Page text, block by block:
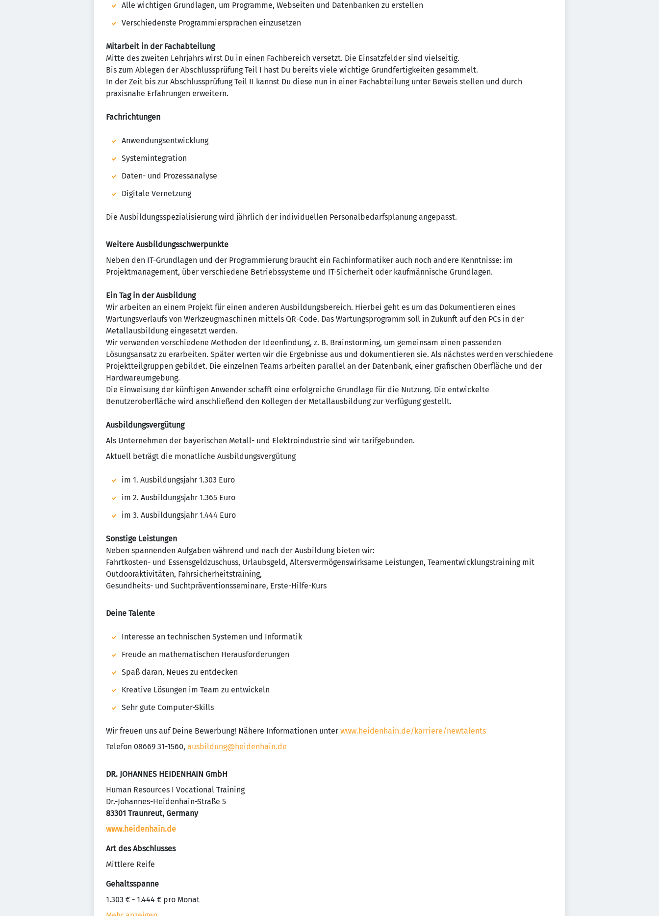
Alle wichtigen Grundlagen, um Programme, Webseiten und Datenbanken zu erstellen
Verschiedenste Programmiersprachen einzusetzen
Mitarbeit in der Fachabteilung
Mitte des zweiten Lehrjahrs wirst Du in einen Fachbereich versetzt. Die Einsatzfelder sind vielseitig.
Bis zum Ablegen der Abschlussprüfung Teil I hast Du bereits viele wichtige Grundfertigkeiten gesammelt.
In der Zeit bis zur Abschlussprüfung Teil II kannst Du diese nun in einer Fachabteilung unter Beweis stellen und durch
praxisnahe Erfahrungen erweitern.
Fachrichtungen
Anwendungsentwicklung
Systemintegration
Daten- und Prozessanalyse
Digitale Vernetzung
Die Ausbildungsspezialisierung wird jährlich der individuellen Personalbedarfsplanung angepasst.
Weitere Ausbildungsschwerpunkte
Neben den IT-Grundlagen und der Programmierung braucht ein Fachinformatiker auch noch andere Kenntnisse: im
Projektmanagement, über verschiedene Betriebssysteme und IT-Sicherheit oder kaufmännische Grundlagen.
Ein Tag in der Ausbildung
Wir arbeiten an einem Projekt für einen anderen Ausbildungsbereich. Hierbei geht es um das Dokumentieren eines
Wartungsverlaufs von Werkzeugmaschinen mittels QR-Code. Das Wartungsprogramm soll in Zukunft auf den PCs in der
Metallausbildung eingesetzt werden.
Wir verwenden verschiedene Methoden der Ideenfindung, z. B. Brainstorming, um gemeinsam einen passenden
Lösungsansatz zu erarbeiten. Später werten wir die Ergebnisse aus und dokumentieren sie. Als nächstes werden verschiedene
Projektteilgruppen gebildet. Die einzelnen Teams arbeiten parallel an der Datenbank, einer grafischen Oberfläche und der
Hardwareumgebung.
Die Einweisung der künftigen Anwender schafft eine erfolgreiche Grundlage für die Nutzung. Die entwickelte
Benutzeroberfläche wird anschließend den Kollegen der Metallausbildung zur Verfügung gestellt.
Ausbildungsvergütung
Als Unternehmen der bayerischen Metall- und Elektroindustrie sind wir tarifgebunden.
Aktuell beträgt die monatliche Ausbildungsvergütung
im 1. Ausbildungsjahr 1.303 Euro
im 2. Ausbildungsjahr 1.365 Euro
im 3. Ausbildungsjahr 1.444 Euro
Sonstige Leistungen
Neben spannenden Aufgaben während und nach der Ausbildung bieten wir:
Fahrtkosten- und Essensgeldzuschuss, Urlaubsgeld, Altersvermögenswirksame Leistungen, Teamentwicklungstraining mit
Outdooraktivitäten, Fahrsicherheitstraining,
Gesundheits- und Suchtpräventionsseminare, Erste-Hilfe-Kurs
Deine Talente
Interesse an technischen Systemen und Informatik
Freude an mathematischen Herausforderungen
Spaß daran, Neues zu entdecken
Kreative Lösungen im Team zu entwickeln
Sehr gute Computer-Skills
Wir freuen uns auf Deine Bewerbung! Nähere Informationen unter www.heidenhain.de/karriere/newtalents
Telefon 08669 31-1560, ausbildung@heidenhain.de
DR. JOHANNES HEIDENHAIN GmbH
Human Resources I Vocational Training
Dr.-Johannes-Heidenhain-Straße 5
83301 Traunreut, Germany
www.heidenhain.de
Art des Abschlusses
Mittlere Reife
Gehaltsspanne
1.303 € - 1.444 € pro Monat